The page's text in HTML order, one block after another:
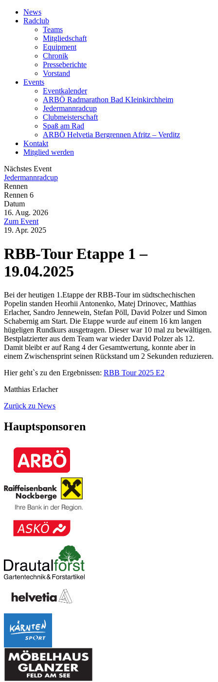
News
Radclub
Teams
Mitgliedschaft
Equipment
Chronik
Presseberichte
Vorstand
Events
Eventkalender
ARBÖ Radmarathon Bad KIeinkirchheim
Jedermannradcup
Clubmeisterschaft
Spaß am Rad
ARBÖ Helvetia Bergrennen Afritz – Verditz
Kontakt
Mitglied werden
Nächstes Event
Jedermannradcup
Rennen
Rennen 6
Datum
16. Aug. 2026
Zum Event
19. Apr. 2025
RBB-Tour Etappe 1 –
19.04.2025
Bei der heutigen 1.Etappe der RBB-Tour im südtschechischen
Popelin standen Heorhii Antonenko, Matej Drinovec, Matthias
Erlacher, Sandro Jennewein, Stefan Pöll, David Polzer und Simon
Schabernig am Start. Die Etappe wurde auf einem 16 km langen
hügeligen Rundkurs ausgetragen. Dieser war 10 mal zu bewältigen.
Bestplatzierter aus dem Team war wieder David Polzer als 12.
Damit bleibt er auf Rang 4 der Gesamtwertung, konnte aber in
einem Zwischensprint seinen Rückstand um 2 Sekunden reduzieren.
Hier geht`s zu den Ergebnissen: RBB Tour 2025 E2
Matthias Erlacher
Zurück zu News
Hauptsponsoren